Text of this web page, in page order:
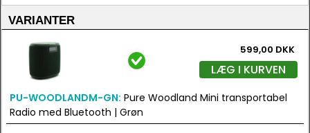
VARIANTER
599,00 DKK
LÆG I KURVEN
PU-WOODLANDM-GN: Pure Woodland Mini transportabel
Radio med Bluetooth | Grøn